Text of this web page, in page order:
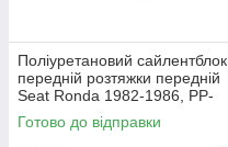
Поліуретановий сайлентблок
передній розтяжки передній
Seat Ronda 1982-1986, PP-
1046
Готово до відправки